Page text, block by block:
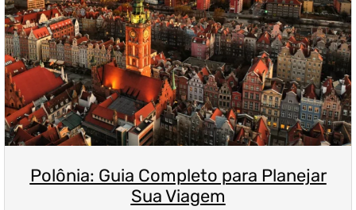
Polônia: Guia Completo para Planejar
Sua Viagem